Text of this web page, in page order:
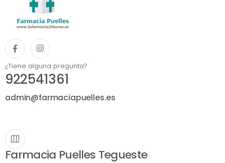
¿Tiene alguna pregunta?
922541361
admin@farmaciapuelles.es
Farmacia Puelles Tegueste